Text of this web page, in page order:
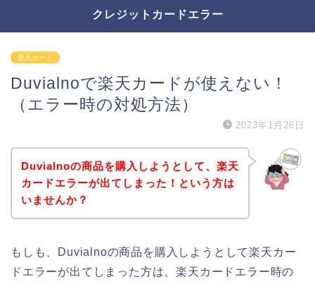
クレジットカードエラー
楽天カード
Duvialnoで楽天カードが使えない！
（エラー時の対処方法）
2023年1月26日
Duvialnoの商品を購入しようとして、楽天
カードエラーが出てしまった！という方は
いませんか？
もしも、Duvialnoの商品を購入しようとして楽天カー
ドエラーが出てしまった方は、楽天カードエラー時の